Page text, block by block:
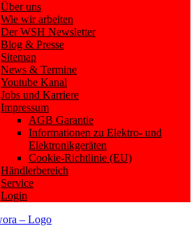
Über uns
Wie wir arbeiten
Der WSH Newsletter
Blog & Presse
Sitemap
News & Termine
Youtube Kanal
Jobs und Karriere
Impressum
AGB Garantie
Informationen zu Elektro- und
Elektronikgeräten
Cookie-Richtlinie (EU)
Händlerbereich
Service
Login